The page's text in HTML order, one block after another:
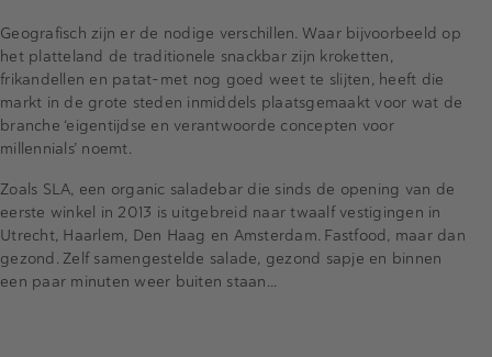
Geografisch zijn er de nodige verschillen. Waar bijvoorbeeld op
het platteland de traditionele snackbar zijn kroketten,
frikandellen en patat-met nog goed weet te slijten, heeft die
markt in de grote steden inmiddels plaatsgemaakt voor wat de
branche ‘eigentijdse en verantwoorde concepten voor
millennials’ noemt.
Zoals SLA, een organic saladebar die sinds de opening van de
eerste winkel in 2013 is uitgebreid naar twaalf vestigingen in
Utrecht, Haarlem, Den Haag en Amsterdam. Fastfood, maar dan
gezond. Zelf samengestelde salade, gezond sapje en binnen
een paar minuten weer buiten staan...